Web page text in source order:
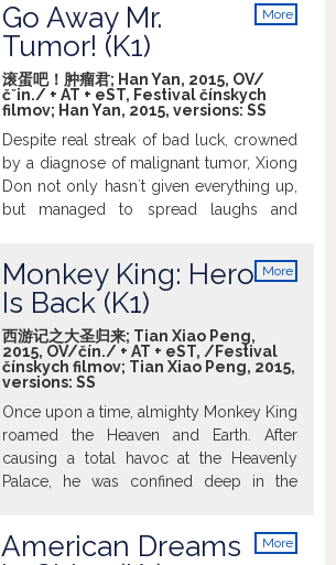
More
Go Away Mr.
Tumor! (K1)
滚蛋吧！肿瘤君; Han Yan, 2015, OV/
čˇin./ + AT + eST, Festival čínskych
filmov; Han Yan, 2015, versions: SS
Despite real streak of bad luck, crowned
by a diagnose of malignant tumor, Xiong
Don not only hasn´t given everything up,
but managed to spread laughs and
More
Monkey King: Hero
Is Back (K1)
西游记之大圣归来; Tian Xiao Peng,
2015, OV/čín./ + AT + eST, /Festival
čínskych filmov; Tian Xiao Peng, 2015,
versions: SS
Once upon a time, almighty Monkey King
roamed the Heaven and Earth. After
causing a total havoc at the Heavenly
Palace, he was confined deep in the
new friendships gives Monkey King a
More
American Dreams